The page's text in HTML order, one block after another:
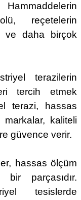
reçetelerin
ve daha birçok
terazilerin
tercih etmek
terazi, hassas
markalar, kaliteli
güvence verir.
hassas ölçüm
parçasıdır.
tesislerde